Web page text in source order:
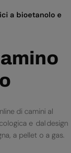
a bioetanolo e
di camini al
e dal design
a pellet o a gas.